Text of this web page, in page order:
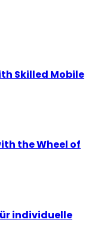
Skilled Mobile
the Wheel of
individuelle